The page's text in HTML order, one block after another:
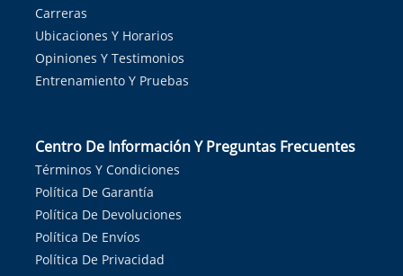
Carreras
Ubicaciones Y Horarios
Opiniones Y Testimonios
Entrenamiento Y Pruebas
Centro De Información Y Preguntas Frecuentes
Términos Y Condiciones
Política De Garantía
Política De Devoluciones
Política De Envíos
Política De Privacidad